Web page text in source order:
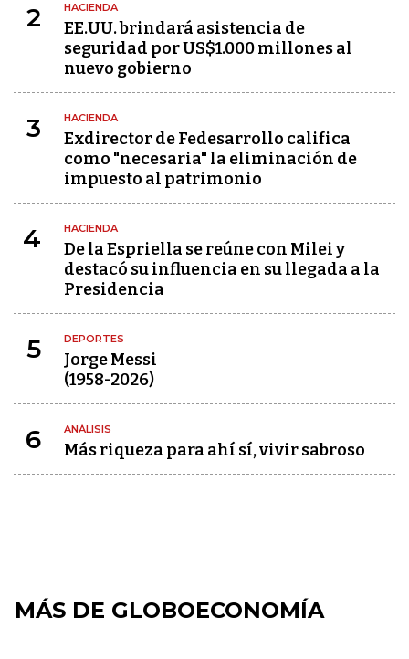
2 HACIENDA
EE.UU. brindará asistencia de
seguridad por US$1.000 millones al
nuevo gobierno
3 HACIENDA
Exdirector de Fedesarrollo califica
como "necesaria" la eliminación de
impuesto al patrimonio
4 HACIENDA
De la Espriella se reúne con Milei y
destacó su influencia en su llegada a la
Presidencia
5 DEPORTES
Jorge Messi
(1958-2026)
6 ANÁLISIS
Más riqueza para ahí sí, vivir sabroso
MÁS DE GLOBOECONOMÍA